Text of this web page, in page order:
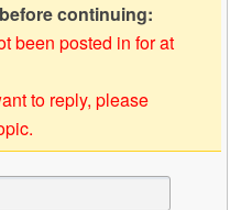
continuing:
been posted in for at
to reply, please